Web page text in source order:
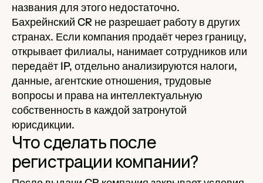
названия для этого недостаточно.
Бахрейнский CR не разрешает работу в других
странах. Если компания продаёт через границу,
открывает филиалы, нанимает сотрудников или
передаёт IP, отдельно анализируются налоги,
данные, агентские отношения, трудовые
вопросы и права на интеллектуальную
собственность в каждой затронутой
юрисдикции.
Что сделать после
регистрации компании?